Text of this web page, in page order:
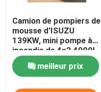
Camion de pompiers de
mousse d'ISUZU
139KW, mini pompe à
incendie de 4x2 4000L
avec de l'eau de
moussemeilleur prix